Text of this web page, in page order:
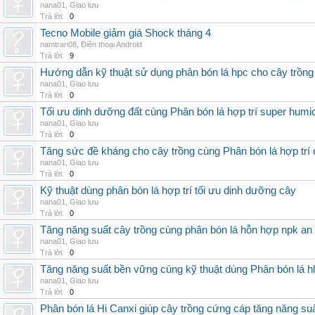
nana01
Giao lưu
Trả lời:
0
Tecno Mobile giảm giá Shock tháng 4
namtran08 Điện thoại Android
Trả lời:
9
Hướng dẫn kỹ thuật sử dụng phân bón lá hpc cho cây trồng
nana01
Giao lưu
Trả lời:
0
Tối ưu dinh dưỡng đất cùng Phân bón lá hợp trí super
nana01
Giao lưu
Trả lời:
0
Tăng sức đề kháng cho cây trồng cùng Phân bón lá hợp trí
nana01
Giao lưu
Trả lời:
0
Kỹ thuật dùng phân bón lá hợp trí tối ưu dinh dưỡng cây
nana01
Giao lưu
Trả lời:
0
Tăng năng suất cây trồng cùng phân bón lá hỗn hợp npk an
nana01
Giao lưu
Trả lời:
0
Tăng năng suất bền vững cùng kỹ thuật dùng Phân bón lá
nana01
Giao lưu
Trả lời:
0
Phân bón lá Hi Canxi giúp cây trồng cứng cáp tăng năng